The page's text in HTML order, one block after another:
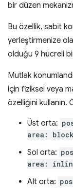
bir düzen
Bu özellik, sabit
yerleştirmenize
olduğu 9 hücreli
Mutlak
için fiziksel veya
özelliğini kullanın.
Üst orta:
area:
Sol orta:
area:
Alt orta: